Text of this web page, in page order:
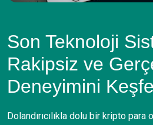
Son Teknoloji
Rakipsiz ve
Deneyimini
Dolandırıcılıkla dolu bir kripto para